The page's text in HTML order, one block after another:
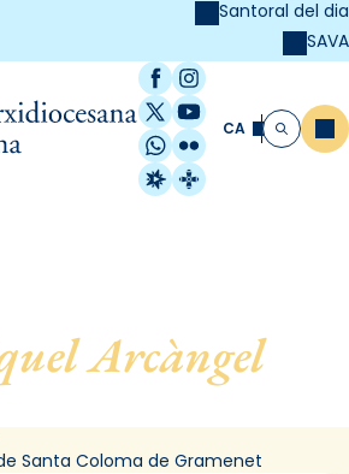
Santoral del dia
SAVA
Facebook
Instagram
X / Twitter
YouTube
WhatsApp
Flickr
Radio Estel
Catalunya
CA Cerca
Arcàngel, de
de Gramenet
Santa Coloma de Gramenet